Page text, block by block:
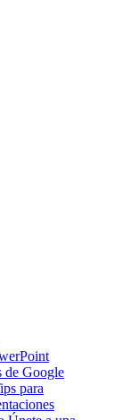
de Google
para